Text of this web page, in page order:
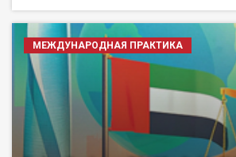
МЕЖДУНАРОДНАЯ ПРАКТИКА